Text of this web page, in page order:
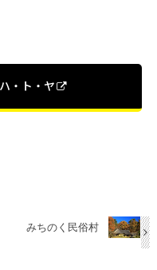
・ト・ヤ
みちのく民俗村